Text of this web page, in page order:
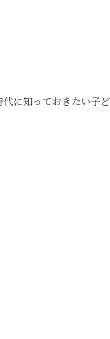
に知っておきたい子